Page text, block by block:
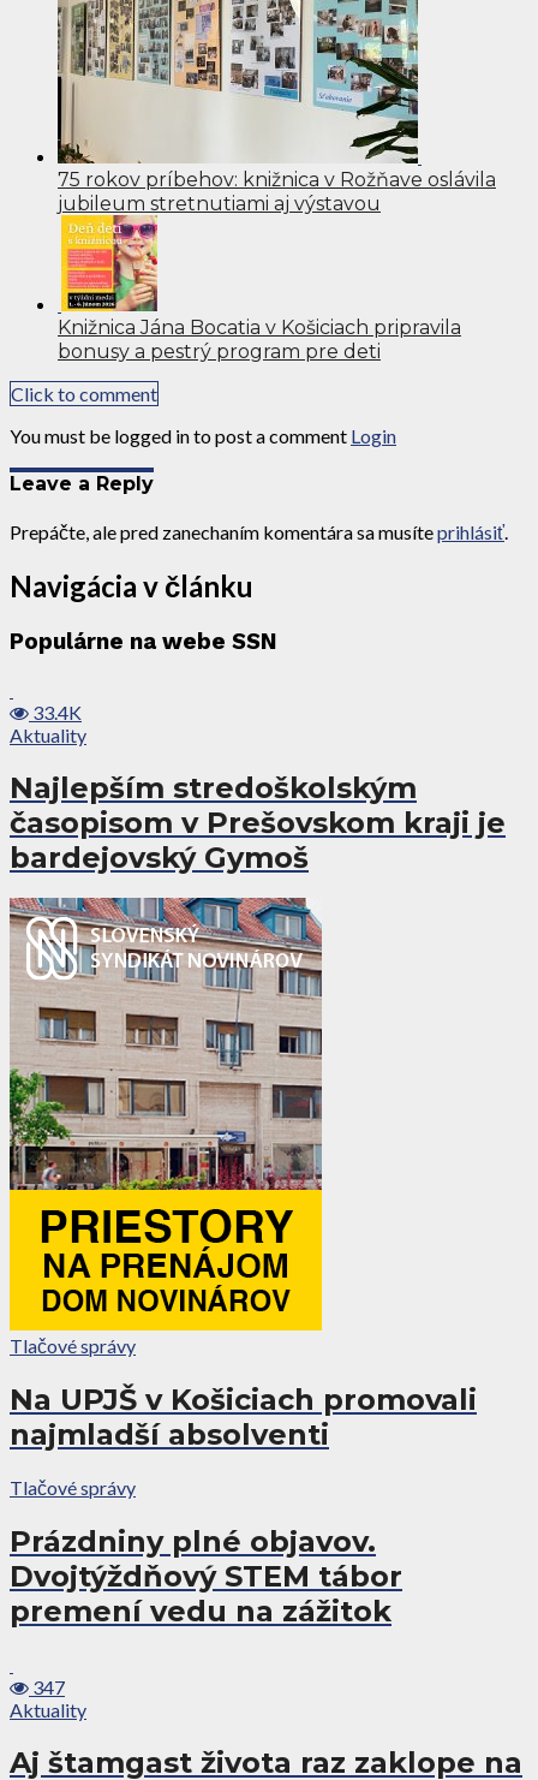
75 rokov príbehov: knižnica v Rožňave oslávila
jubileum stretnutiami aj výstavou
Knižnica Jána Bocatia v Košiciach pripravila
bonusy a pestrý program pre deti
Click to comment
You must be logged in to post a comment Login
Leave a Reply
Prepáčte, ale pred zanechaním komentára sa musíteprihlásiť.
Navigácia v článku
Populárne na webe SSN
33.4K
Aktuality
Najlepším stredoškolským
časopisom v Prešovskom kraji je
bardejovský Gymoš
Tlačové správy
Na UPJŠ v Košiciach promovali
najmladší absolventi
Tlačové správy
Prázdniny plné objavov.
Dvojtýždňový STEM tábor
premení vedu na zážitok
347
Aktuality
Aj štamgast života raz zaklope na